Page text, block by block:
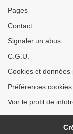
Pages
Contact
Signaler un abus
C.G.U.
Cookies et données
Préférences cookies
Voir le profil de